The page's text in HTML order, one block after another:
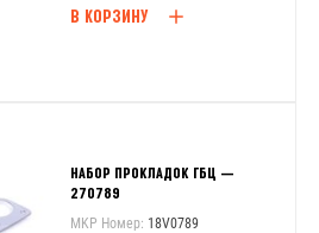
В КОРЗИНУ
НАБОР ПРОКЛАДОК ГБЦ —
270789
MKP Номер: 18V0789